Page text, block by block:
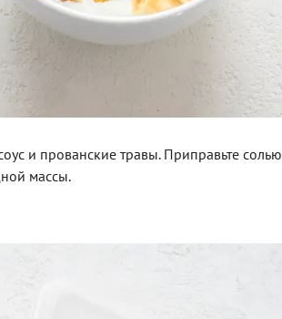
и прованские травы. Приправьте
массы.